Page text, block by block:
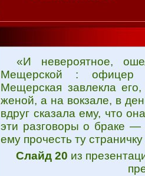
«И невероятное,
Мещерской : офицер
Мещерская завлекла
женой, а на вокзале, в
вдруг сказала ему, что
эти разговоры о браке —
ему прочесть ту
Слайд 20 из